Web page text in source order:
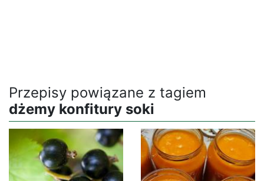
Przepisy powiązane z tagiem
dżemy konfitury soki